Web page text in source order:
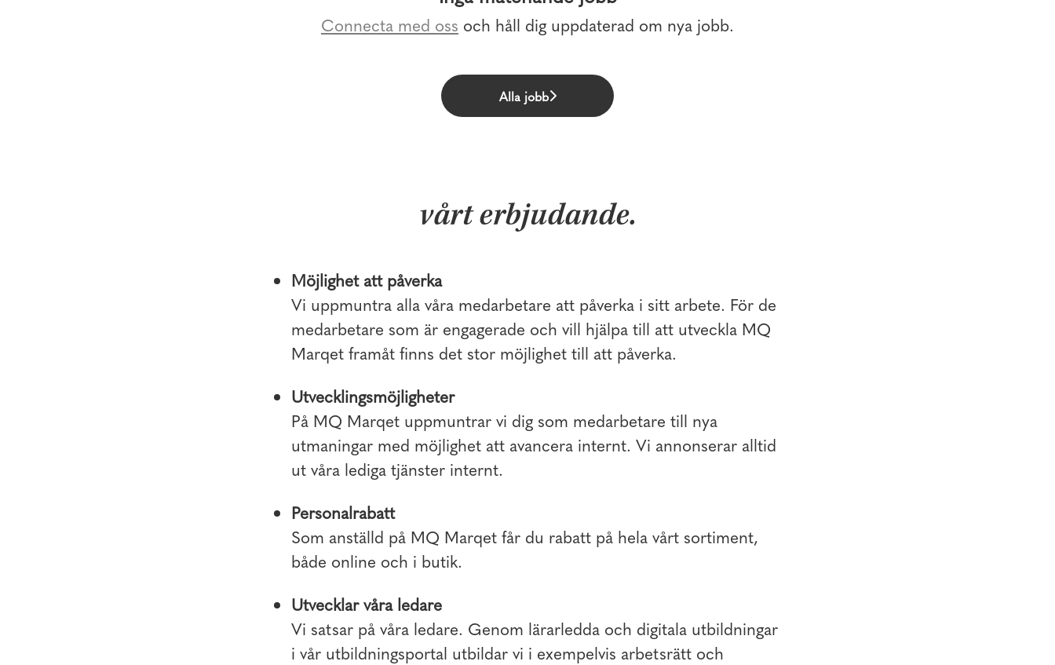
Connecta med oss och håll dig uppdaterad om nya jobb.
Alla jobb
vårt erbjudande.
Möjlighet att påverka
Vi uppmuntra alla våra medarbetare att påverka i sitt arbete. För de
medarbetare som är engagerade och vill hjälpa till att utveckla MQ
Marqet framåt finns det stor möjlighet till att påverka.
Utvecklingsmöjligheter
På MQ Marqet uppmuntrar vi dig som medarbetare till nya
utmaningar med möjlighet att avancera internt. Vi annonserar alltid
ut våra lediga tjänster internt.
Personalrabatt
Som anställd på MQ Marqet får du rabatt på hela vårt sortiment,
både online och i butik.
Utvecklar våra ledare
Vi satsar på våra ledare. Genom lärarledda och digitala utbildningar
i vår utbildningsportal utbildar vi i exempelvis arbetsrätt och